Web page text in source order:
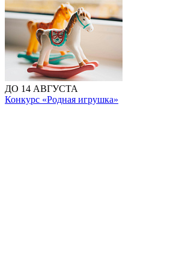
ДО 14 АВГУСТА
Конкурс «Родная игрушка»